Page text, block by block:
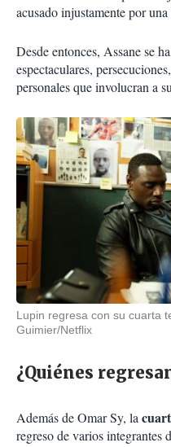
acusado injustamente por
Desde entonces, Assane se
espectaculares,
personales que involucran a
Lupin regresa con su cuarta
Guimier/Netflix
¿Quiénes
Además de Omar Sy, la
regreso de varios integrantes